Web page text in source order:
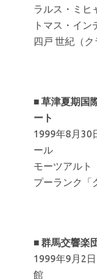
ラルス・ミヒ
トマス・イン
四戸 世紀（
■草津夏期国
ート
1999年8月30
ール
モーツアルト
プーランク「
■群馬交響楽
1999年9月2
館